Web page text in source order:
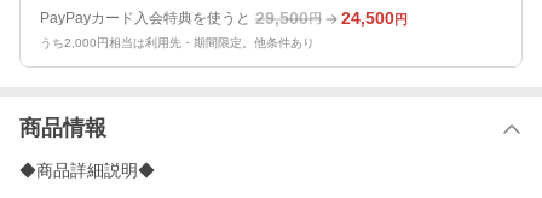
PayPayカード入会特典を使うと 29,500円 24,500円
うち2,000円相当は利用先・期間限定。他条件あり
商品情報
◆商品詳細説明◆